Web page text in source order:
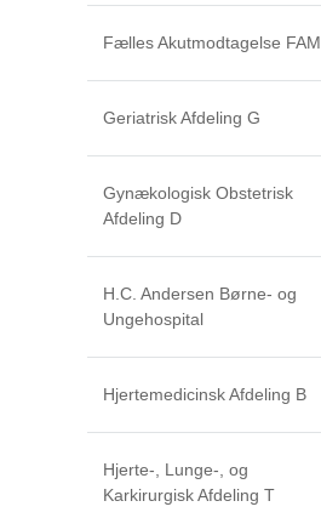
Fælles Akutmodtagelse FAM
Geriatrisk Afdeling G
Gynækologisk Obstetrisk
Afdeling D
H.C. Andersen Børne- og
Ungehospital
Hjertemedicinsk Afdeling B
Hjerte-, Lunge-, og
Karkirurgisk Afdeling T